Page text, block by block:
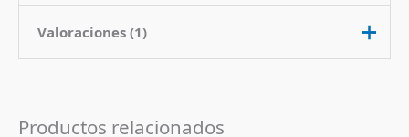
Contenido
Pais de Origen Estados Unidos
Valoraciones (1)
Productos relacionados